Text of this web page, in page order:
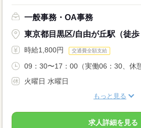
一般事務・OA事務
東京都目黒区/自由が丘駅（徒歩
時給1,800円 交通費全額支給
09：30〜17：00（実働06：30、休
火曜日 水曜日
もっと見る
求人詳細を見る